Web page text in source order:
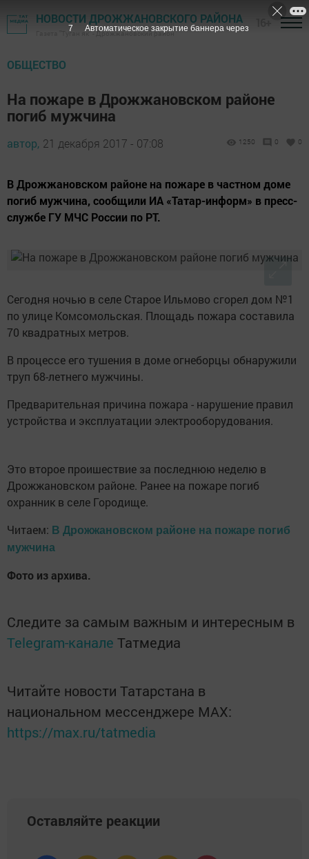
НОВОСТИ ДРОЖЖАНОВСКОГО РАЙОНА
Газета "Туган як" - Дрожжановский район
ОБЩЕСТВО
На пожаре в Дрожжановском районе
погиб мужчина
автор, 21 декабря 2017 - 07:08 1250 0 0
В Дрожжановском районе на пожаре в частном доме
погиб мужчина, сообщили ИА «Татар-информ» в пресс-
службе ГУ МЧС России по РТ.
Сегодня ночью в селе Старое Ильмово сгорел дом №1
по улице Комсомольская. Площадь пожара составила
70 квадратных метров.
В процессе его тушения в доме огнеборцы обнаружили
труп 68-летнего мужчины.
Предварительная причина пожара - нарушение правил
устройства и эксплуатации электрооборудования.
Это второе проишествие за последнюю неделю в
Дрожжановском районе. Ранее на пожаре погиб
охранник в селе Городище.
Читаем: В Дрожжановском районе на пожаре погиб
мужчина
Фото из архива.
Следите за самым важным и интересным в
Telegram-канале Татмедиа
Читайте новости Татарстана в
национальном мессенджере MАХ:
https://max.ru/tatmedia
Оставляйте реакции
6 Автоматическое закрытие баннера через